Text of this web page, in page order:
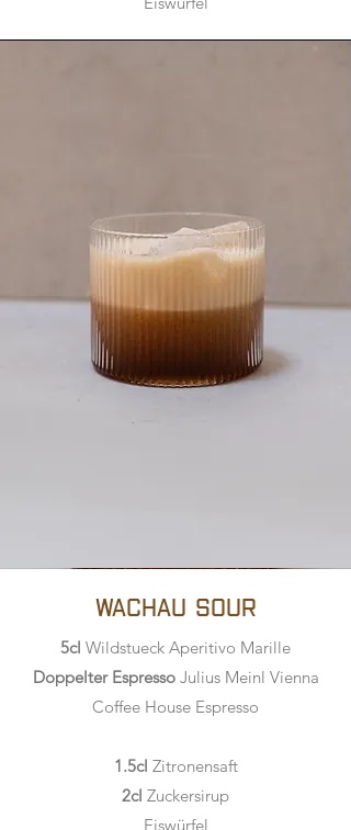
Wachau Sour
5cl Wildstueck Aperitivo Marille
Doppelter Espresso Julius Meinl Vienna
Coffee House Espresso
1.5cl Zitronensaft
2cl Zuckersirup
Eiswürfel